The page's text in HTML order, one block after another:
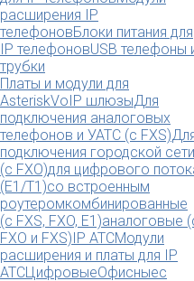
расширения IP
телефоновБлоки питания для
IP телефоновUSB телефоны
трубки
Платы и модули для
AsteriskVoIP шлюзыДля
подключения аналоговых
телефонов и УАТС (с FXS)
подключения городской сети
(с FXO)для цифрового
(E1/T1)со встроенным
роутеромкомбинированные
(c FXS, FXO, E1)аналоговые
FXO и FXS)IP АТСМодули
расширения и платы для IP
АТСЦифровыеОфисныес